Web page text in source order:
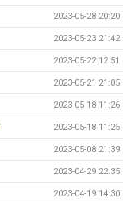
2023-05-28 20:20
2023-05-23 21:42
2023-05-22 12:51
2023-05-21 21:05
2023-05-18 11:26
2023-05-18 11:25
2023-05-08 21:39
2023-04-29 22:35
2023-04-19 14:30